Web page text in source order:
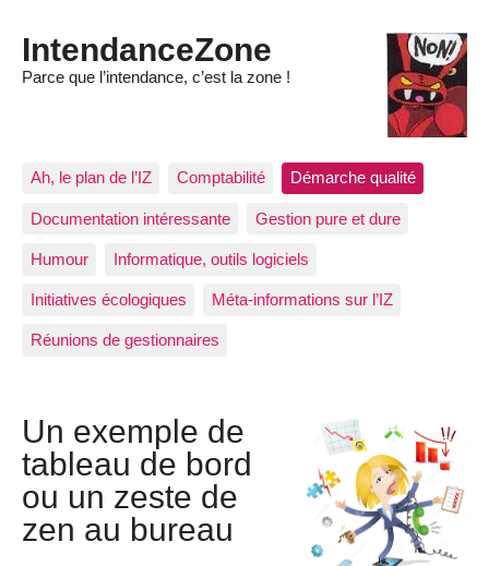
IntendanceZone
Parce que l’intendance, c’est la zone !
Ah, le plan de l’IZ Comptabilité Démarche qualité
Documentation intéressante Gestion pure et dure
Humour Informatique, outils logiciels
Initiatives écologiques Méta-informations sur l’IZ
Réunions de gestionnaires
Un exemple de
tableau de bord
ou un zeste de
zen au bureau